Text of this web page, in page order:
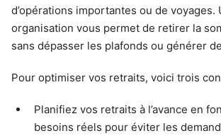
d’opérations importantes ou de voyages.
organisation vous permet de retirer la
sans dépasser les plafonds ou générer
Pour optimiser vos retraits, voici trois
Planifiez vos retraits à l’avance en
besoins réels pour éviter les